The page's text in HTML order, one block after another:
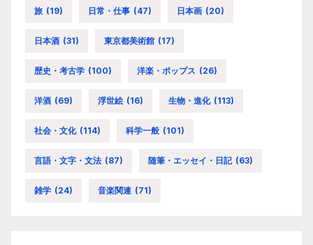
旅 (19) 日常・仕事 (47) 日本画 (20)
日本酒 (31) 東京都美術館 (17)
歴史・考古学 (100) 洋楽・ポップス (26)
洋酒 (69) 浮世絵 (16) 生物・進化 (113)
社会・文化 (114) 科学一般 (101)
言語・文字・文法 (87) 随筆・エッセイ・日記 (63)
雑学 (24) 音楽関連 (71)